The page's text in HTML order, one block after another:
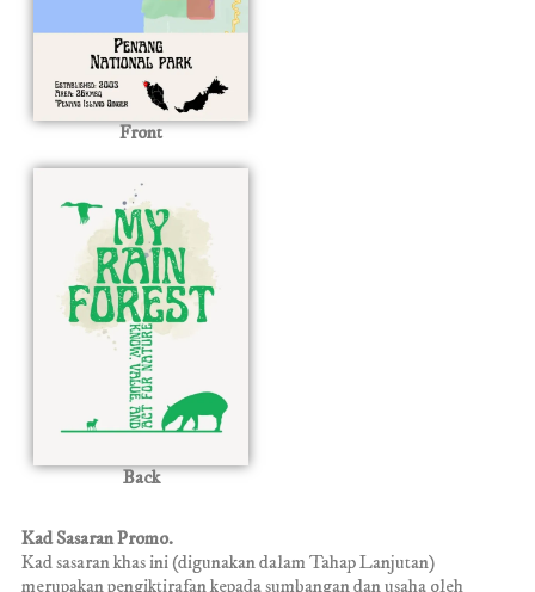
Front
Back
Kad Sasaran Promo.
Kad sasaran khas ini (digunakan dalam Tahap Lanjutan)
merupakan pengiktirafan kepada sumbangan dan usaha oleh